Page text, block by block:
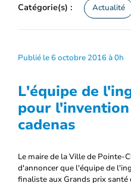
Catégorie(s) : Actualité
Publié le 6 octobre 2016 à 0h
L'équipe de
pour
cadenas
Le maire de la Ville de Pointe-
d'annoncer que l'équipe de
finaliste aux Grands prix santé